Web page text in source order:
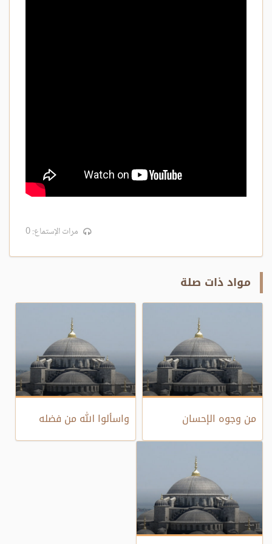
مرات الإستماع: 0
مواد ذات صلة
من وجوه الإحسان واسألوا الله من فضله